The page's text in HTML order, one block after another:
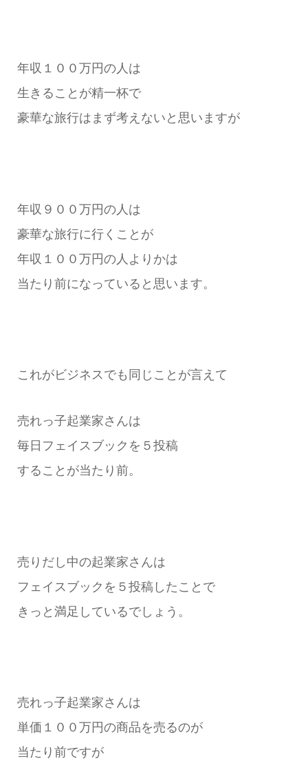
年収１００万円の人は
生きることが精一杯で
豪華な旅行はまず考えないと思いますが
年収９００万円の人は
豪華な旅行に行くことが
年収１００万円の人よりかは
当たり前になっていると思います。
これがビジネスでも同じことが言えて
売れっ子起業家さんは
毎日フェイスブックを５投稿
することが当たり前。
売りだし中の起業家さんは
フェイスブックを５投稿したことで
きっと満足しているでしょう。
売れっ子起業家さんは
単価１００万円の商品を売るのが
当たり前ですが